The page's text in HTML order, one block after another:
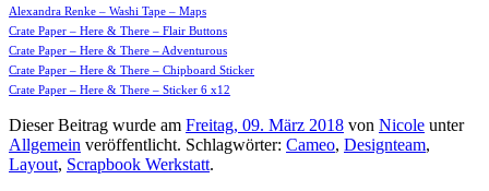
Alexandra Renke – Washi Tape – Maps
Crate Paper – Here & There – Flair Buttons
Crate Paper – Here & There – Adventurous
Crate Paper – Here & There – Chipboard Sticker
Crate Paper – Here & There – Sticker 6 x12
Dieser Beitrag wurde am Freitag, 09. März 2018 von Nicole unter
Allgemein veröffentlicht. Schlagwörter: Cameo, Designteam,
Layout, Scrapbook Werkstatt.